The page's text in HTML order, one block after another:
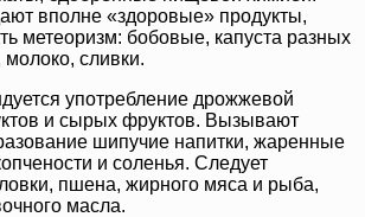
вполне «здоровые» продукты,
метеоризм: бобовые, капуста разных
сливки.
употребление дрожжевой
и сырых фруктов. Вызывают
шипучие напитки, жаренные
и соленья. Следует
пшена, жирного мяса и рыба,
масла.